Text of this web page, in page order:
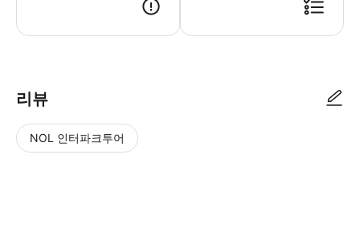
리뷰
NOL 인터파크투어